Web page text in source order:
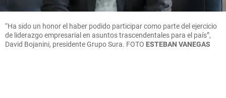
“Ha sido un honor el haber podido participar como parte del ejercicio
de liderazgo empresarial en asuntos trascendentales para el país”,
David Bojanini, presidente Grupo Sura. FOTO ESTEBAN VANEGAS